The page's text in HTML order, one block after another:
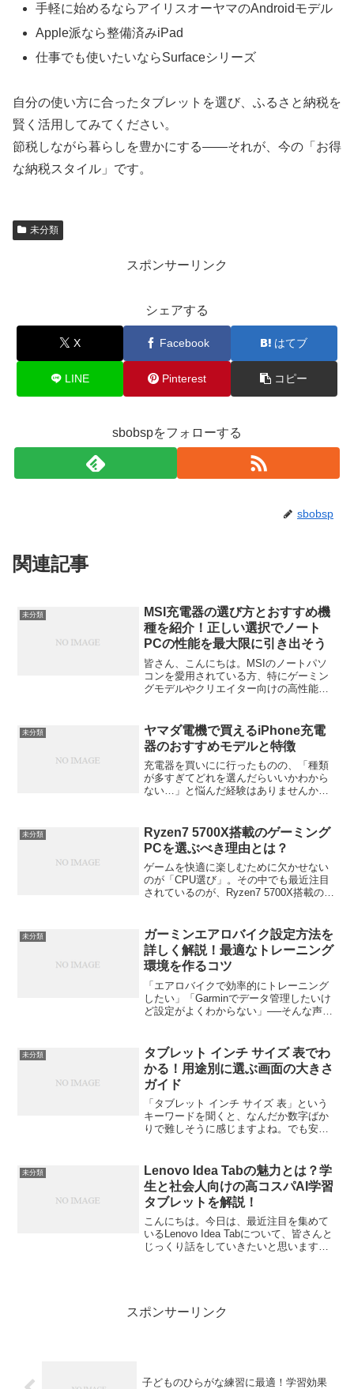
手軽に始めるならアイリスオーヤマのAndroidモデル
Apple派なら整備済みiPad
仕事でも使いたいならSurfaceシリーズ
自分の使い方に合ったタブレットを選び、ふるさと納税を
賢く活用してみてください。
節税しながら暮らしを豊かにする――それが、今の「お得
な納税スタイル」です。
未分類
スポンサーリンク
シェアする
X Facebook はてブ
LINE Pinterest コピー
sbobspをフォローする
sbobsp
関連記事
未分類
MSI充電器の選び方とおすすめ機
種を紹介！正しい選択でノート
PCの性能を最大限に引き出そう
皆さん、こんにちは。MSIのノートパソ
コンを愛用されている方、特にゲーミン
グモデルやクリエイター向けの高性能機
運びが大変…」「充電器を替えたいけ
ど、互換品でも大丈夫？」...
未分類
ヤマダ電機で買えるiPhone充電
器のおすすめモデルと特徴
充電器を買いにに行ったものの、「種類
が多すぎてどれを選んだらいいかわから
ない…」と悩んだ経験はありませんか？
ありますよね。でも大丈夫。この記事で
は、の豊富なラインナッ...
未分類
Ryzen7 5700X搭載のゲーミング
PCを選ぶべき理由とは？
ゲームを快適に楽しむために欠かせない
のが「CPU選び」。その中でも最近注目
されているのが、Ryzen7 5700X搭載のゲ
てコスパの良さが評判を集めています。
この記...
未分類
ガーミンエアロバイク設定方法を
詳しく解説！最適なトレーニング
環境を作るコツ
「エアロバイクで効率的にトレーニング
したい」「Garminでデータ管理したいけ
ど設定がよくわからない」──そんな声、
できる便利なトレーニング機器。でも
Garmin（ガー...
未分類
タブレット インチ サイズ 表でわ
かる！用途別に選ぶ画面の大きさ
ガイド
「タブレット インチ サイズ 表」という
キーワードを聞くと、なんだか数字ばか
りで難しそうに感じますよね。でも安心
で友だちと話しているような感覚でサク
ッと理解できる内容に...
未分類
Lenovo Idea Tabの魅力とは？学
生と社会人向けの高コスパAI学習
タブレットを解説！
こんにちは。今日は、最近注目を集めて
いるLenovo Idea Tabについて、皆さんと
じっくり話をしていきたいと思います。
スポンサーリンク
子どものひらがな練習に最適！学習効果